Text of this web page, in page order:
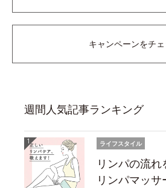
キャンペーンをチ
週間人気記事ランキング
ライフスタイル
リンパの流
リンパマッ